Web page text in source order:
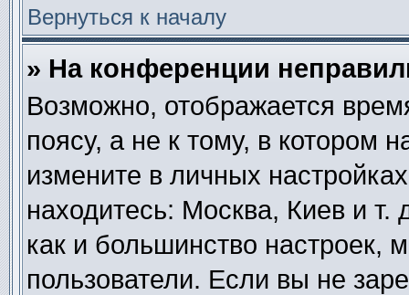
Вернуться к началу
» На конференции
Возможно, отображается
поясу, а не к тому, в котором
измените в личных
находитесь: Москва, Киев и т.
как и большинство настроек,
пользователи. Если вы не